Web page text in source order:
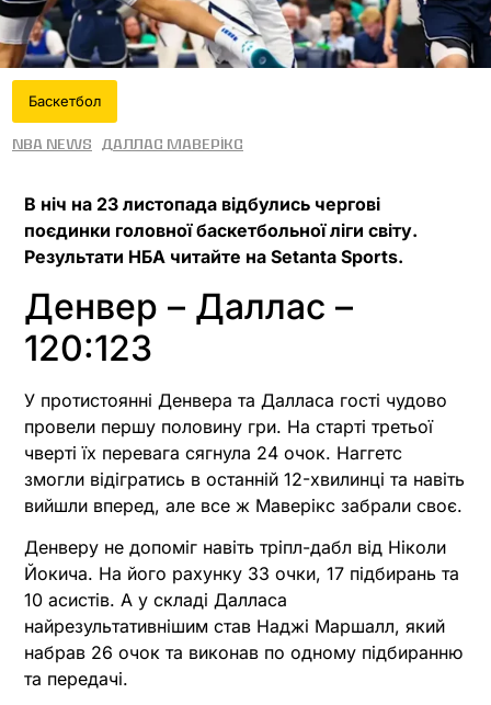
Баскетбол
NBA News Даллас Маверікс
В ніч на 23 листопада відбулись чергові
поєдинки головної баскетбольної ліги світу.
Результати НБА читайте на Setanta Sports.
Денвер – Даллас –
120:123
У протистоянні Денвера та Далласа гості чудово
провели першу половину гри. На старті третьої
чверті їх перевага сягнула 24 очок. Наггетс
змогли відігратись в останній 12-хвилинці та навіть
вийшли вперед, але все ж Маверікс забрали своє.
Денверу не допоміг навіть тріпл-дабл від Ніколи
Йокича. На його рахунку 33 очки, 17 підбирань та
10 асистів. А у складі Далласа
найрезультативнішим став Наджі Маршалл, який
набрав 26 очок та виконав по одному підбиранню
та передачі.